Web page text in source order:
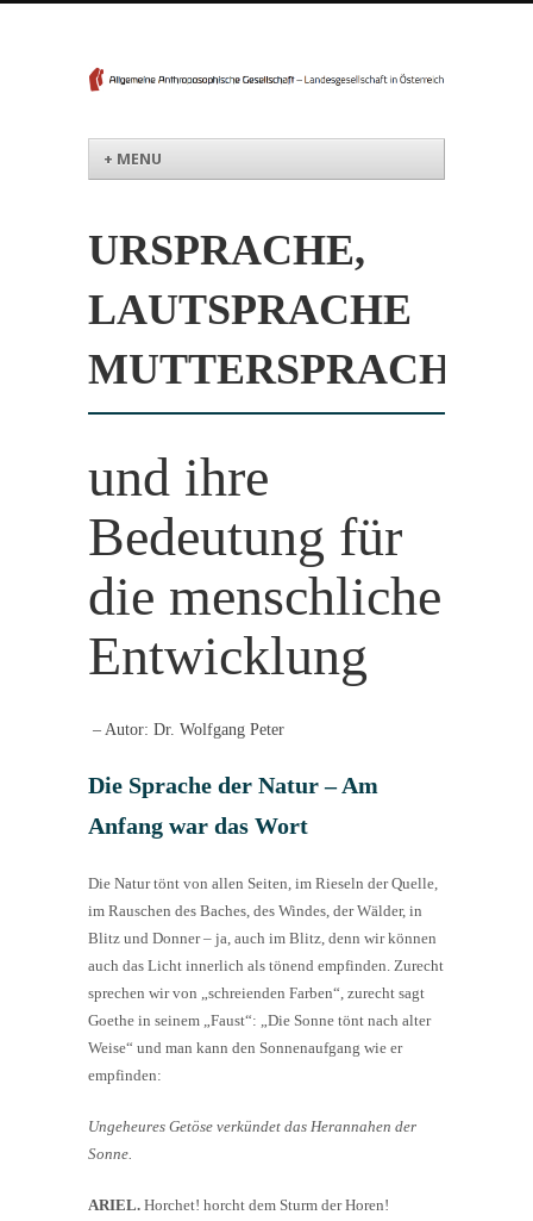
Menü
Weiter zum Inhalt
+ MENU
URSPRACHE,
LAUTSPRACHE
MUTTERSPRACHE
und ihre
Bedeutung für
die menschliche
Entwicklung
– Autor: Dr. Wolfgang Peter
Die Sprache der Natur – Am
Anfang war das Wort
Die Natur tönt von allen Seiten, im Rieseln der Quelle,
im Rauschen des Baches, des Windes, der Wälder, in
Blitz und Donner – ja, auch im Blitz, denn wir können
auch das Licht innerlich als tönend empfinden. Zurecht
sprechen wir von „schreienden Farben“, zurecht sagt
Goethe in seinem „Faust“: „Die Sonne tönt nach alter
Weise“ und man kann den Sonnenaufgang wie er
empfinden:
Ungeheures Getöse verkündet das Herannahen der
Sonne.
ARIEL. Horchet! horcht dem Sturm der Horen!